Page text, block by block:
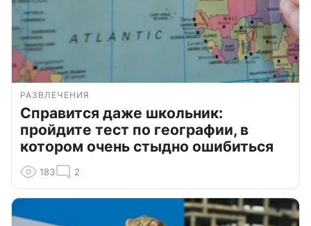
РАЗВЛЕЧЕНИЯ
Справится даже школьник:
пройдите тест по географии, в
котором очень стыдно ошибиться
183 2